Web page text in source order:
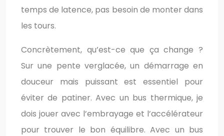
temps de latence, pas besoin de monter dans
les tours.
Concrètement, qu’est-ce que ça change ?
Sur une pente verglacée, un démarrage en
douceur mais puissant est essentiel pour
éviter de patiner. Avec un bus thermique, je
dois jouer avec l’embrayage et l’accélérateur
pour trouver le bon équilibre. Avec un bus